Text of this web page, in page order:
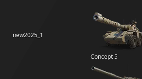
new2025_1
Concept 5